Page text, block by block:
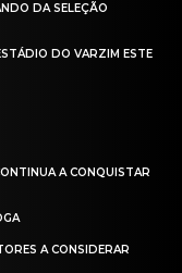
DA SELEÇÃO
DO VARZIM ESTE
A CONQUISTAR
A CONSIDERAR